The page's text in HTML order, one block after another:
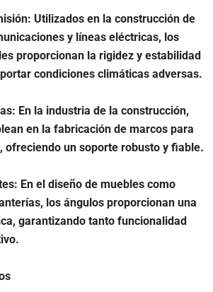
Utilizados en la construcción de
y líneas eléctricas, los
proporcionan la rigidez y estabilidad
condiciones climáticas adversas.
En la industria de la construcción,
en la fabricación de marcos para
ofreciendo un soporte robusto y fiable.
En el diseño de muebles como
los ángulos proporcionan una
garantizando tanto funcionalidad